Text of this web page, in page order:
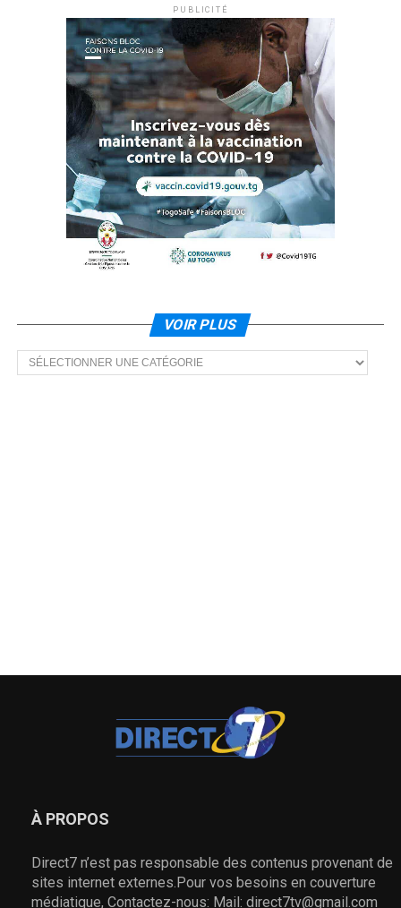
PUBLICITÉ
VOIR PLUS
Voir
plus
À PROPOS
Direct7 n’est pas responsable des contenus provenant de
sites internet externes.Pour vos besoins en couverture
médiatique, Contactez-nous: Mail: direct7tv@gmail.com